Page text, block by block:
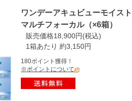
ワンデーアキュビューモイスト
マルチフォーカル（×6箱）
販売価格18,900円(税込)
1箱あたり 約3,150円
180ポイント獲得！
※ポイントについて